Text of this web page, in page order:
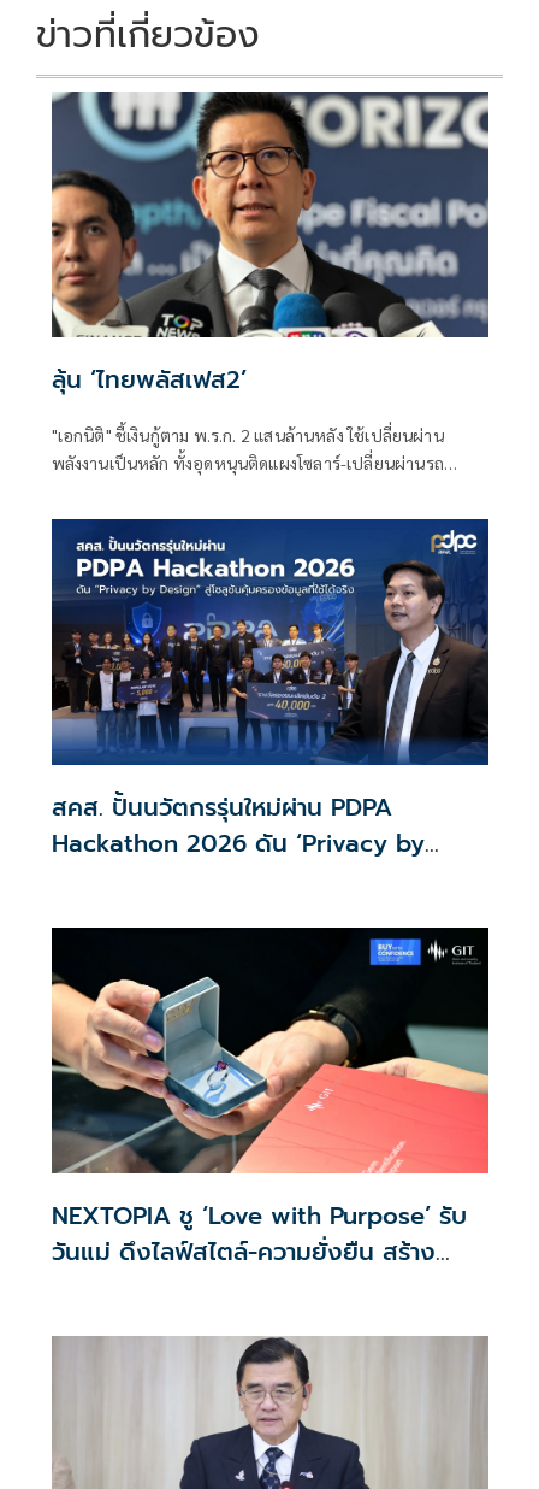
ข่าวที่เกี่ยวข้อง
ลุ้น ‘ไทยพลัสเฟส2’
"เอกนิติ" ชี้เงินกู้ตาม พ.ร.ก. 2 แสนล้านหลัง ใช้เปลี่ยนผ่าน
พลังงานเป็นหลัก ทั้งอุดหนุนติดแผงโซลาร์-เปลี่ยนผ่านรถ
พร้อมให้ใช้กับไทยเที่ยวไทยพลัส ส่วนไทยช่วยไทยพลัส เฟส 2
รอประเมินความเหมาะสม นายกฯ เผยจะพยายาม
สคส. ปั้นนวัตกรรุ่นใหม่ผ่าน PDPA
Hackathon 2026 ดัน ‘Privacy by
NEXTOPIA ชู ‘Love with Purpose’ รับ
วันแม่ ดึงไลฟ์สไตล์-ความยั่งยืน สร้าง